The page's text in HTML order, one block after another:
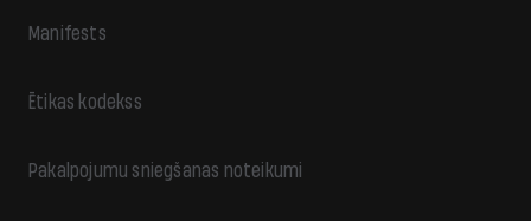
Manifests
Ētikas kodekss
Pakalpojumu sniegšanas noteikumi